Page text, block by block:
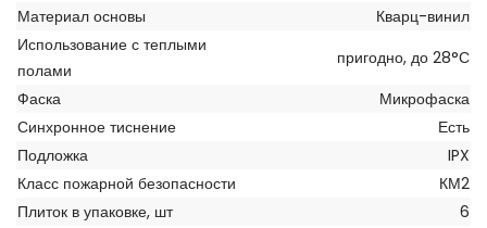
Материал основы
Кварц-винил
Использование с теплыми
полами
пригодно, до 28°С
Фаска
Микрофаска
Синхронное тиснение
Есть
Подложка
IPX
Класс пожарной безопасности
КМ2
Плиток в упаковке, шт
6